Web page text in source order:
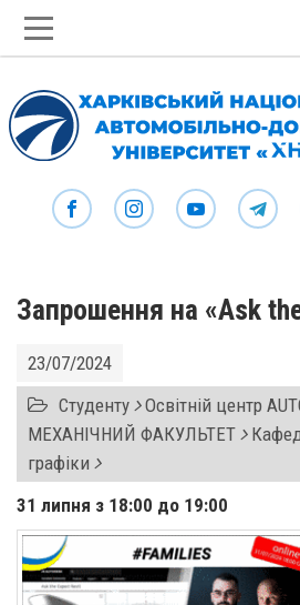
Запрошення на «Ask
23/07/2024
Студенту Освітній центр
МЕХАНІЧНИЙ ФАКУЛЬТЕТ
графіки
31 липня з 18:00 до 19:00